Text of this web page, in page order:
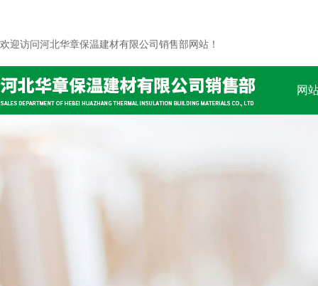
欢迎访问河北华章保温建材有限公司销售部网站！
网